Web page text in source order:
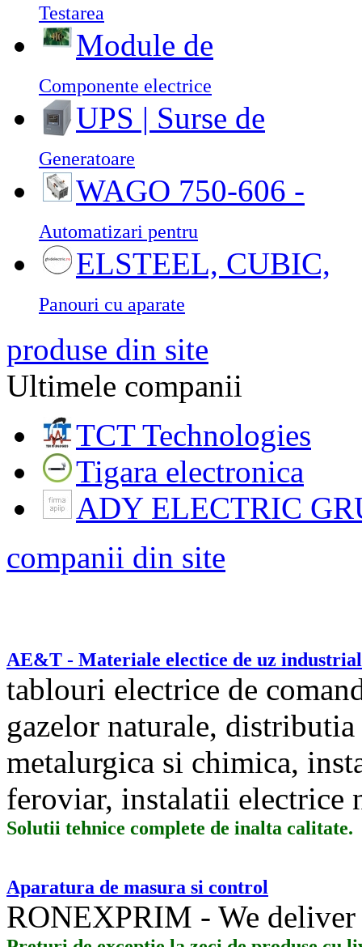
Testarea
Module de
Componente electrice
UPS | Surse de
Generatoare
WAGO 750-606 -
Automatizari pentru
ELSTEEL, CUBIC,
Panouri cu aparate
produse din site
Ultimele companii
TCT Technologies
Tigara electronica
ADY ELECTRIC
companii din site
AE&T - Materiale electice de uz industrial
tablouri electrice de
gazelor naturale,
metalurgica si chimica,
feroviar, instalatii electrice
Solutii tehnice complete de inalta calitate.
Aparatura de masura si control
RONEXPRIM - We deliver